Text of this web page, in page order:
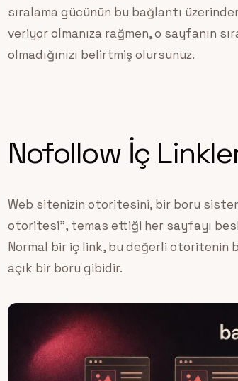
sıralama gücünün bu bağlantı
veriyor olmanıza rağmen, o sayfanın
olmadığınızı belirtmiş olursunuz.
Nofollow İç
Web sitenizin otoritesini, bir boru
otoritesi”, temas ettiği her sayfayı
Normal bir iç link, bu değerli otoritenin
açık bir boru gibidir.